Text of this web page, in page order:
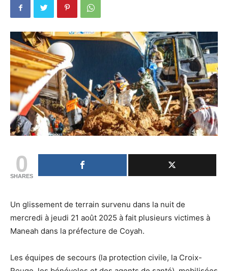
0
SHARES
Un glissement de terrain survenu dans la nuit de
mercredi à jeudi 21 août 2025 à fait plusieurs victimes à
Maneah dans la préfecture de Coyah.
Les équipes de secours (la protection civile, la Croix-